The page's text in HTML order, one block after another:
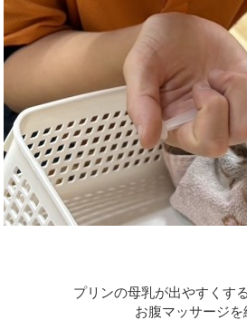
プリンの母乳が出やすくす
お腹マッサージを